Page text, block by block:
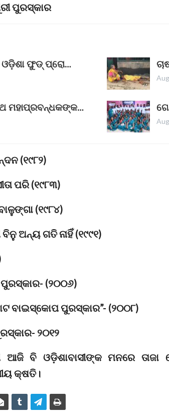
ପୁରସ୍କାର
ଫୁଡ୍ ପ୍ରୋ…
ମହାପ୍ରବନ୍ଧକଙ୍କ…
(୧୯୮୨)
ପରି (୧୯୮୩)
(୧୯୮୪)
ଅନ୍ୟ ଗତି ନାହିଁ (୧୯୯୧)
ପୁରସ୍କାର- (୨୦୦୬)
ବାଇସ୍କୋପ ପୁରସ୍କାର”- (୨୦୦୮)
୨୦୧୨
ବି ଓଡ଼ିଶାବାସୀଙ୍କ ମନରେ ତାଜା
କ୍ଷତି।